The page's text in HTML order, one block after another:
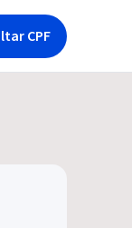
CPF